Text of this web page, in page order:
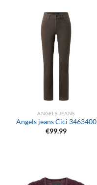
ANGELS JEANS
Angels jeans Cici 3463400
€99.99